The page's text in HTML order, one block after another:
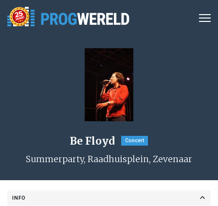
Be Floyd Concert
Summerparty, Raadhuisplein, Zevenaar
INFO